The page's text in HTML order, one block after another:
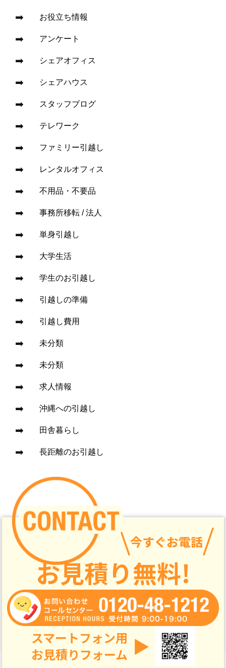
お役立ち情報
アンケート
シェアオフィス
シェアハウス
スタッフブログ
テレワーク
ファミリー引越し
レンタルオフィス
不用品・不要品
事務所移転 / 法人
単身引越し
大学生活
学生のお引越し
引越しの準備
引越し費用
未分類
未分類
求人情報
沖縄への引越し
田舎暮らし
長距離のお引越し
今すぐお電話
お見積り無料!
スマートフォン用
お見積りフォーム ▶